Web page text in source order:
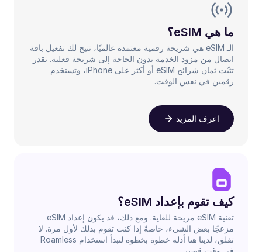
ما هي eSIM؟
الـ eSIM هي شريحة رقمية معتمدة عالميًا، تتيح لك تفعيل باقة
اتصال من مزود الخدمة بدون الحاجة إلى شريحة فعلية. تقدر
تثبّت ثمان شرائح eSIM أو أكثر على iPhone، وتستخدم
رقمين في نفس الوقت.
اعرف المزيد
كيف تقوم بإعداد eSIM؟
تقنية eSIM مريحة للغاية. ومع ذلك، قد يكون إعداد eSIM
مزعجًا بعض الشيء، خاصةً إذا كنت تقوم بذلك لأول مرة. لا
تقلق، لدينا هنا أدلة خطوة بخطوة لتبدأ استخدام Roamless